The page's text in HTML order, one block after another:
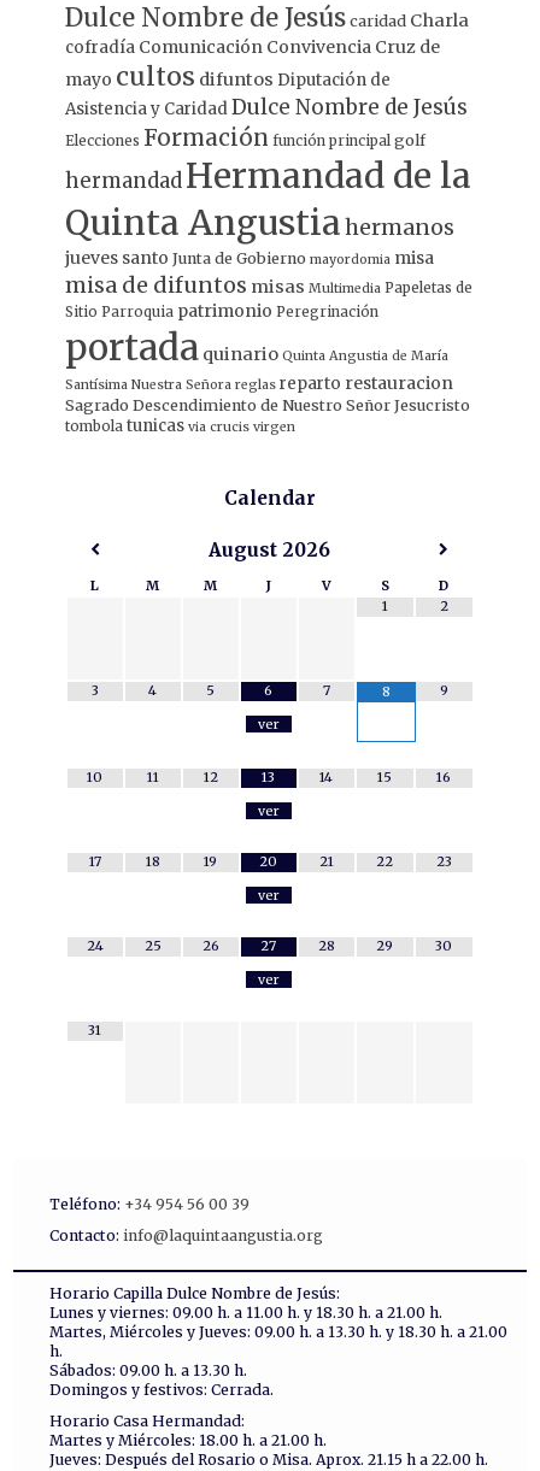
Dulce Nombre de Jesús caridad Charla
cofradía Comunicación Convivencia Cruz de
mayo cultos difuntos Diputación de
Asistencia y CaridadDulce Nombre de Jesús
Elecciones Formación función principal golf
hermandad Hermandad de la
Quinta Angustiahermanos
jueves santo Junta de Gobierno mayordomia misa
misa de difuntos misas Multimedia Papeletas de
Sitio Parroquia patrimonio Peregrinación
portada quinario Quinta Angustia de María
Santísima Nuestra Señora reglas reparto restauracion
Sagrado Descendimiento de Nuestro Señor Jesucristo
tombola tunicas via crucis virgen
Calendar
August 2026
L M M J V S
D
1
2
3 4 5
6
ver
7 8 9
10 11 12
13
ver
14 15 16
17 18 19
20
ver
21 22 23
24 25 26
27
ver
28 29 30
31
Teléfono: +34 954 56 00 39
Contacto: info@laquintaangustia.org
Horario Capilla Dulce Nombre de Jesús:
Lunes y viernes: 09.00 h. a 11.00 h. y 18.30 h. a 21.00 h.
Martes, Miércoles y Jueves: 09.00 h. a 13.30 h. y 18.30 h. a 21.00
h.
Sábados: 09.00 h. a 13.30 h.
Domingos y festivos: Cerrada.
Horario Casa Hermandad:
Martes y Miércoles: 18.00 h. a 21.00 h.
Jueves: Después del Rosario o Misa. Aprox. 21.15 h a 22.00 h.